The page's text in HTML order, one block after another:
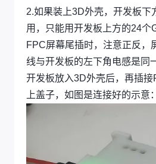
2.如果装上3D外壳，开发板下
用，只能用开发板上方的24个
FPC屏幕尾插时，注意正反，
线与开发板的左下角电感是同
开发板放入3D外壳后，再插
上盖子，如图是连接好的示意：